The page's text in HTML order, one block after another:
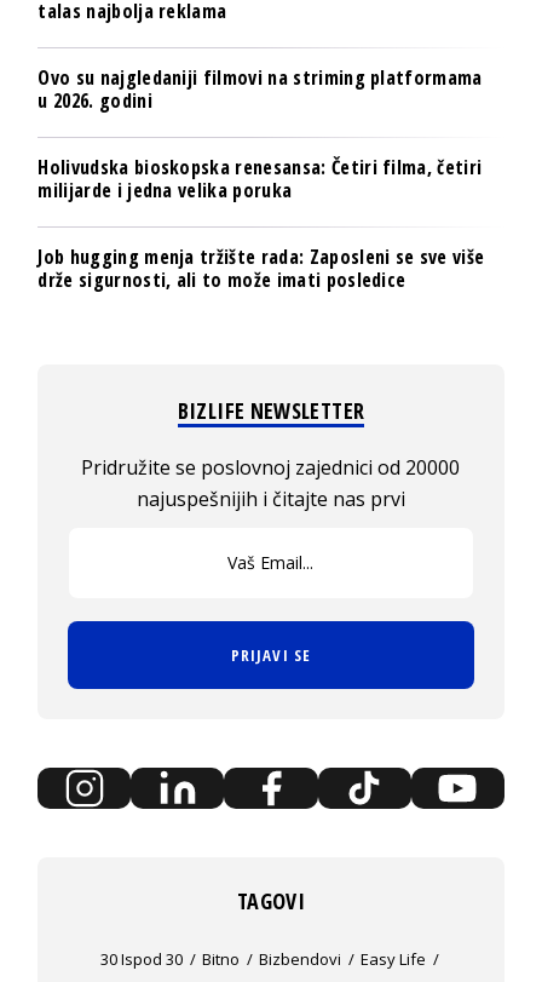
talas najbolja reklama
Ovo su najgledaniji filmovi na striming platformama
u 2026. godini
Holivudska bioskopska renesansa: Četiri filma, četiri
milijarde i jedna velika poruka
Job hugging menja tržište rada: Zaposleni se sve više
drže sigurnosti, ali to može imati posledice
BIZLIFE NEWSLETTER
Pridružite se poslovnoj zajednici od 20000
najuspešnijih i čitajte nas prvi
PRIJAVI SE
TAGOVI
30 Ispod 30 Bitno Bizbendovi
Easy Life